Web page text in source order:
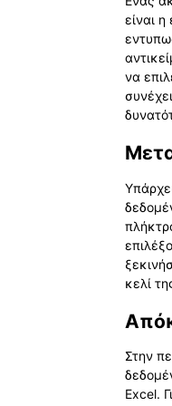
είναι
να
κελί
Στην
Excel.